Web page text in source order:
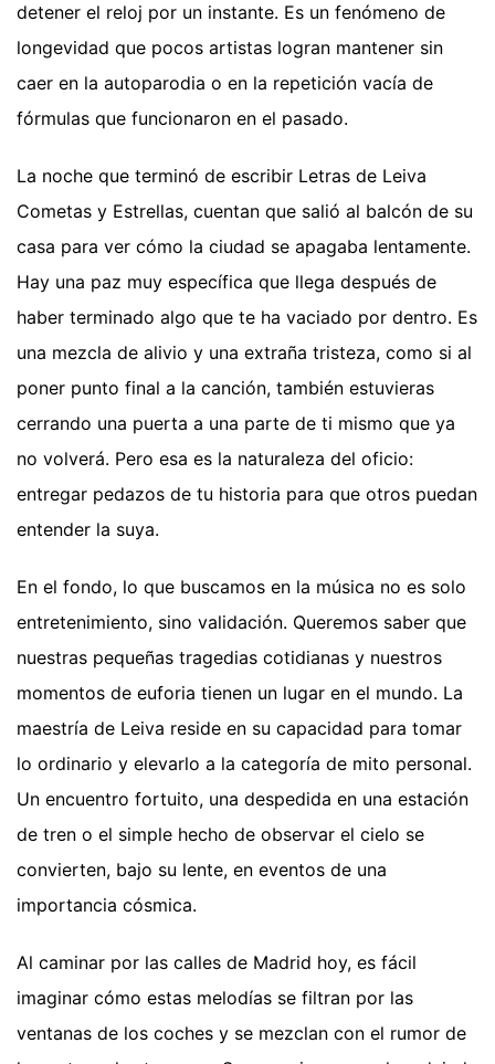
detener el reloj por un instante. Es un fenómeno de
longevidad que pocos artistas logran mantener sin
caer en la autoparodia o en la repetición vacía de
fórmulas que funcionaron en el pasado.
La noche que terminó de escribir Letras de Leiva
Cometas y Estrellas, cuentan que salió al balcón de su
casa para ver cómo la ciudad se apagaba lentamente.
Hay una paz muy específica que llega después de
haber terminado algo que te ha vaciado por dentro. Es
una mezcla de alivio y una extraña tristeza, como si al
poner punto final a la canción, también estuvieras
cerrando una puerta a una parte de ti mismo que ya
no volverá. Pero esa es la naturaleza del oficio:
entregar pedazos de tu historia para que otros puedan
entender la suya.
En el fondo, lo que buscamos en la música no es solo
entretenimiento, sino validación. Queremos saber que
nuestras pequeñas tragedias cotidianas y nuestros
momentos de euforia tienen un lugar en el mundo. La
maestría de Leiva reside en su capacidad para tomar
lo ordinario y elevarlo a la categoría de mito personal.
Un encuentro fortuito, una despedida en una estación
de tren o el simple hecho de observar el cielo se
convierten, bajo su lente, en eventos de una
importancia cósmica.
Al caminar por las calles de Madrid hoy, es fácil
imaginar cómo estas melodías se filtran por las
ventanas de los coches y se mezclan con el rumor de